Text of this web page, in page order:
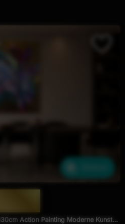
Action Painting Moderne Kunst